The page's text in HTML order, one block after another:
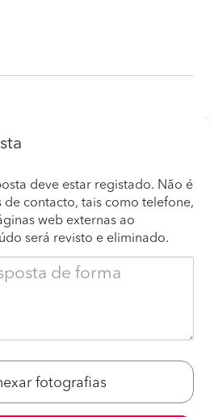
deve estar registado. Não é
contacto, tais como telefone,
web externas ao
será revisto e eliminado.
fotografias